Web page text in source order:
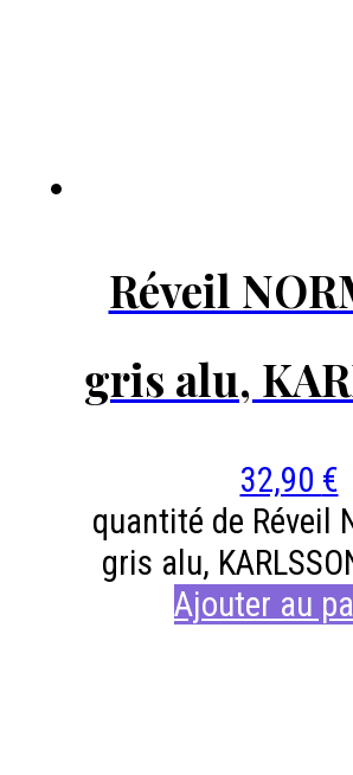
Réveil
gris alu,
32,90 €
quantité de Réveil
gris alu,
Ajouter au